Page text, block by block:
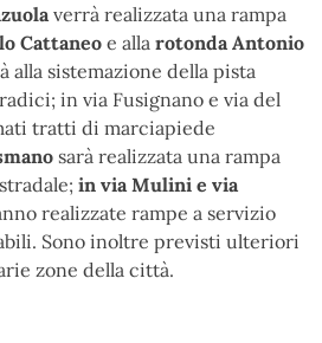
verrà realizzata una rampa
Cattaneo e alla rotonda Antonio
alla sistemazione della pista
in via Fusignano e via del
tratti di marciapiede
sarà realizzata una rampa
in via Mulini e via
realizzate rampe a servizio
Sono inoltre previsti ulteriori
zone della città.